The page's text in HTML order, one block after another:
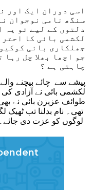
اسی دوران ایک اور
سنگھ نامی نوجوان
دلتوں کے لیے تو یہ
لکشمی بائی کا
جھلکاری بائی
جو اچھا بھلا چل
چاہتی ہے ؟
پیشے سے چائے بیچنے
لکشمی بائی نے آزادی کی
طوائف عزیزن بائی نے
تھی۔ نام بدلنا تب ٹھیک
لوگوں کو عزت دی جائے۔